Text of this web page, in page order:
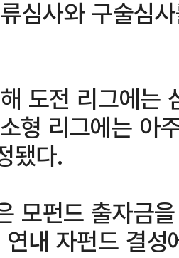
심사와 구술심
도전 리그에는
형 리그에는 아
됐다.
모펀드 출자금
내 자펀드 결성